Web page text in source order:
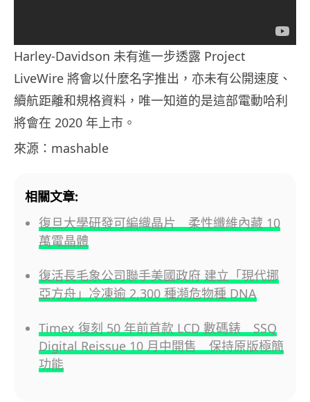
Harley-Davidson 未有進一步透露 Project
LiveWire 將會以什麼名字推出，亦未有公開速度、
續航距離和規格資料，唯一知道的是這部電動哈利
將會在 2020 年上市。
來源：mashable
相關文章:
復旦大學研發可編織晶片 柔性纖維內藏 10
萬電晶體
復活長毛象公司聯手美國政府 建立「現代挪
亞方舟」冷凍逾 2,300 種瀕危物種 DNA
Timex 復刻 50 年前首款 LCD 數碼錶 SSQ
Digital Reissue 10 月中開售 保持原版極簡
功能